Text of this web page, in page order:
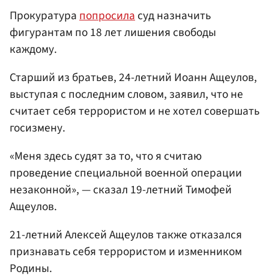
Прокуратура попросила суд назначить
фигурантам по 18 лет лишения свободы
каждому.
Старший из братьев, 24-летний Иоанн Ащеулов,
выступая с последним словом, заявил, что не
считает себя террористом и не хотел совершать
госизмену.
«Меня здесь судят за то, что я считаю
проведение специальной военной операции
незаконной», — сказал 19-летний Тимофей
Ащеулов.
21-летний Алексей Ащеулов также отказался
признавать себя террористом и изменником
Родины.